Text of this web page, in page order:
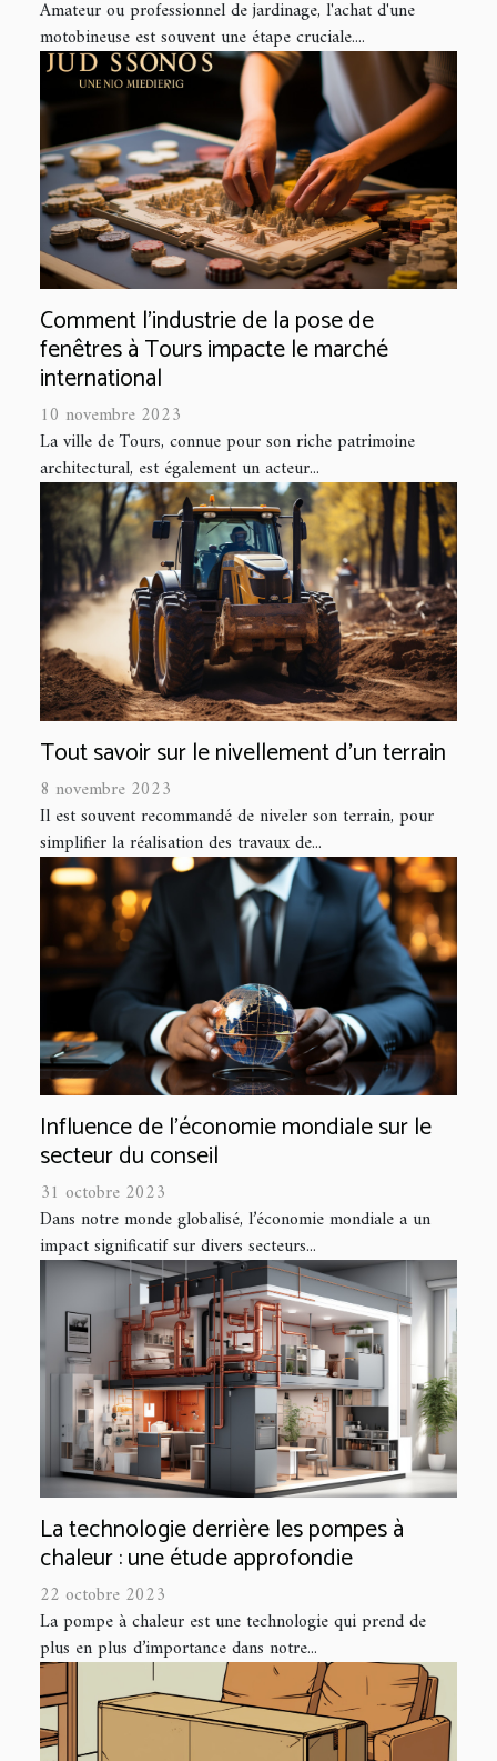
Amateur ou professionnel de jardinage, l'achat d'une
motobineuse est souvent une étape cruciale....
Comment l'industrie de la pose de
fenêtres à Tours impacte le marché
international
10 novembre 2023
La ville de Tours, connue pour son riche patrimoine
architectural, est également un acteur...
Tout savoir sur le nivellement d’un terrain
8 novembre 2023
Il est souvent recommandé de niveler son terrain, pour
simplifier la réalisation des travaux de...
Influence de l'économie mondiale sur le
secteur du conseil
31 octobre 2023
Dans notre monde globalisé, l’économie mondiale a un
impact significatif sur divers secteurs...
La technologie derrière les pompes à
chaleur : une étude approfondie
22 octobre 2023
La pompe à chaleur est une technologie qui prend de
plus en plus d’importance dans notre...